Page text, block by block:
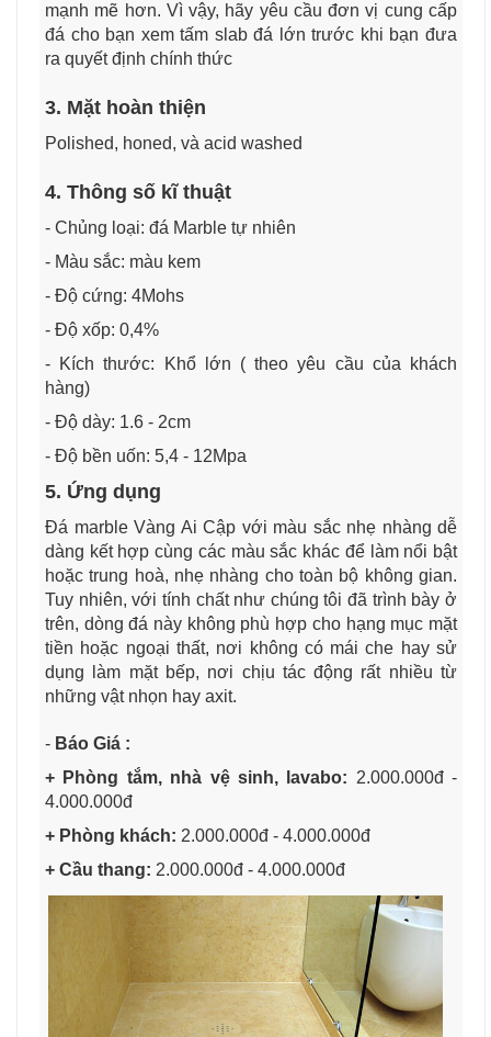
mạnh mẽ hơn. Vì vậy, hãy yêu cầu đơn vị cung cấp
đá cho bạn xem tấm slab đá lớn trước khi bạn đưa
ra quyết định chính thức
3. Mặt hoàn thiện
Polished, honed, và acid washed
4. Thông số kĩ thuật
- Chủng loại: đá Marble tự nhiên
- Màu sắc: màu kem
- Độ cứng: 4Mohs
- Độ xốp: 0,4%
- Kích thước: Khổ lớn ( theo yêu cầu của khách
hàng)
- Độ dày: 1.6 - 2cm
- Độ bền uốn: 5,4 - 12Mpa
5. Ứng dụng
Đá marble Vàng Ai Cập với màu sắc nhẹ nhàng dễ
dàng kết hợp cùng các màu sắc khác để làm nổi bật
hoặc trung hoà, nhẹ nhàng cho toàn bộ không gian.
Tuy nhiên, với tính chất như chúng tôi đã trình bày ở
trên, dòng đá này không phù hợp cho hạng mục mặt
tiền hoặc ngoại thất, nơi không có mái che hay sử
dụng làm mặt bếp, nơi chịu tác động rất nhiều từ
những vật nhọn hay axit.
- Báo Giá :
+ Phòng tắm, nhà vệ sinh, lavabo: 2.000.000đ -
4.000.000đ
+ Phòng khách: 2.000.000đ - 4.000.000đ
+ Cầu thang: 2.000.000đ - 4.000.000đ